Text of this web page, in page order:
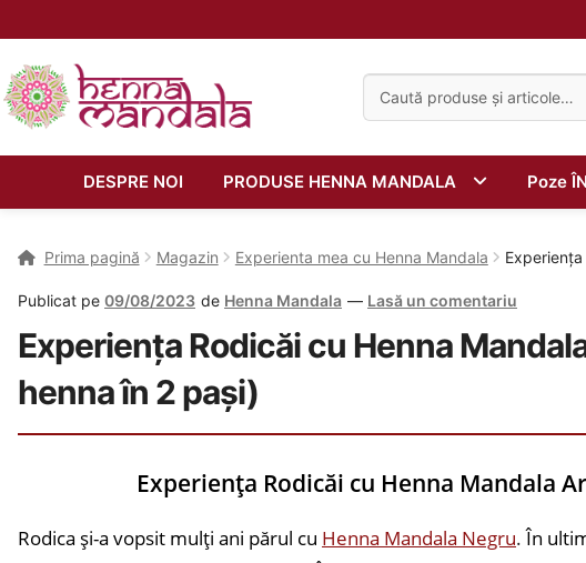
DESPRE NOI PRODUSE HENNA MANDALA Poze
Prima pagină Magazin Experienta mea cu Henna Mandala
Publicat pe 09/08/2023 de Henna Mandala — Lasă un comentariu
Experiența Rodicăi cu Henna
henna în 2 pași)
Experiența Rodicăi cu Henna Mandala
Rodica și-a vopsit mulți ani părul cu Henna Mandala Negru.În